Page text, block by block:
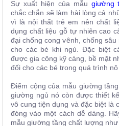
Sự xuất hiện của mẫu giường
chắc chắn sẽ làm hài lòng cả
vì là nội thất trẻ em nên chất
dụng chất liệu gỗ tự nhiên cao
đại chống cong vênh, chống
cho các bé khi ngủ. Đặc biệt
được gia công kỹ càng, bề mặt
đối cho các bé trong quá trình nô
Điểm cộng của mẫu giường
giường ngủ nó còn được thiết
vô cung tiện dụng và đặc biệt là
đóng vào một cách dễ dàng.
mẫu giường tầng chất lượng như